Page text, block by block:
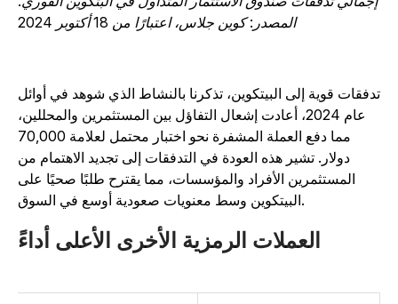
المصدر: كوين جلاس، اعتبارًا من 18 أكتوبر 2024
قوية إلى البيتكوين، تذكرنا بالنشاط الذي شوهد في أوائل
عام 2024، أعادت إشعال التفاؤل بين المستثمرين والمحللين،
مما دفع العملة المشفرة نحو اختبار محتمل لعلامة 70,000
دولار. تشير هذه العودة في التدفقات إلى تجديد الاهتمام من
المستثمرين الأفراد والمؤسسات، مما يقترح طلبًا صحيًا على
العملات الرمزية الأخرى الأعلى أداءً